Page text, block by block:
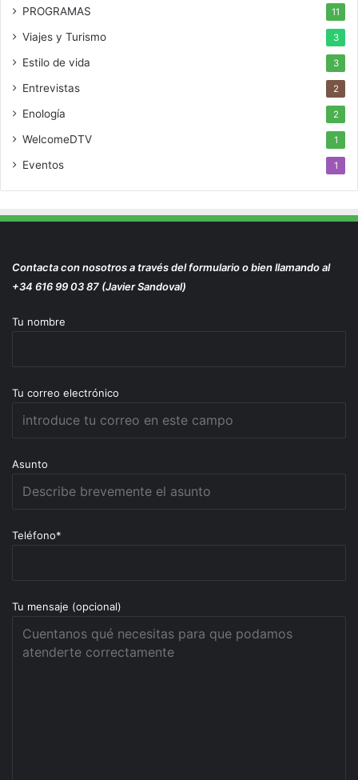
PROGRAMAS 11
Viajes y Turismo 3
Estilo de vida 3
Entrevistas 2
Enología 2
WelcomeDTV 1
Eventos 1
Contacta con nosotros a través del formulario o bien llamando al
+34 616 99 03 87 (Javier Sandoval)
Tu nombre
Tu correo electrónico
Asunto
Teléfono*
Tu mensaje (opcional)